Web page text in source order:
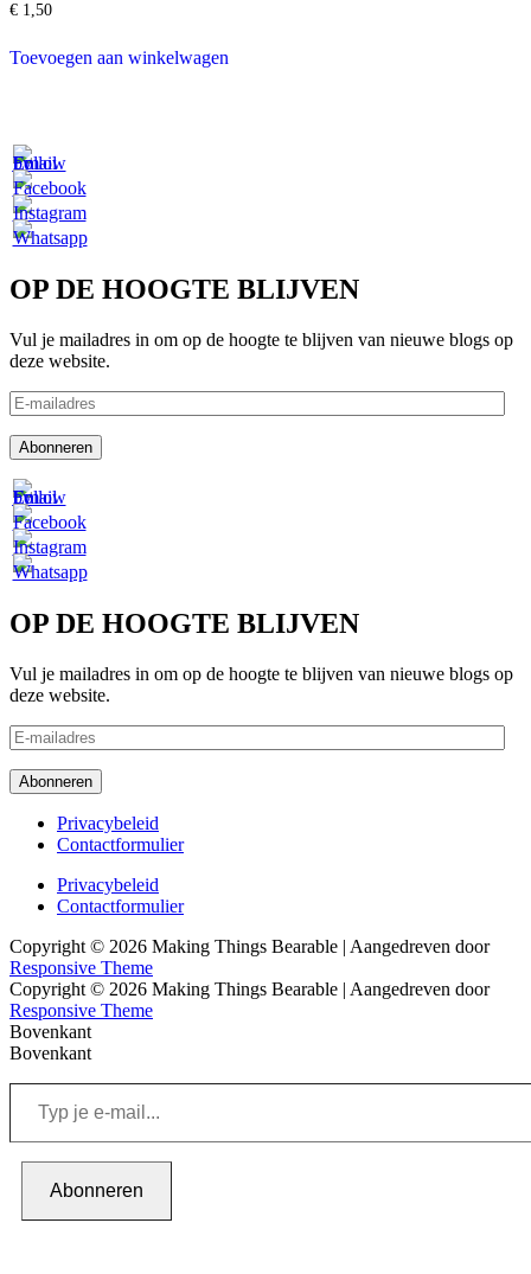
€ 1,50
Toevoegen aan winkelwagen
OP DE HOOGTE BLIJVEN
Vul je mailadres in om op de hoogte te blijven van nieuwe blogs op
deze website.
E-
mailadres
Abonneren
OP DE HOOGTE BLIJVEN
Vul je mailadres in om op de hoogte te blijven van nieuwe blogs op
deze website.
E-
mailadres
Abonneren
Footer
menu
Privacybeleid
Contactformulier
Footer
menu
Privacybeleid
Contactformulier
Copyright © 2026 Making Things Bearable | Aangedreven door
Responsive Theme
Copyright © 2026 Making Things Bearable | Aangedreven door
Responsive Theme
Bovenkant
Bovenkant
Abonneren